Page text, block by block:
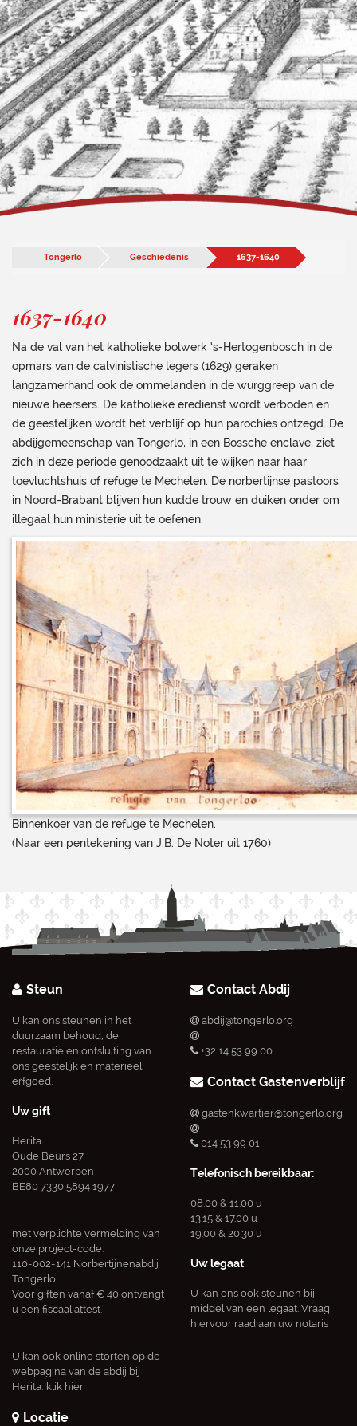
Tongerlo Geschiedenis 1637-1640
1637-1640
Na de val van het katholieke bolwerk ‘s-Hertogenbosch in de
opmars van de calvinistische legers (1629) geraken
langzamerhand ook de ommelanden in de wurggreep van de
nieuwe heersers. De katholieke eredienst wordt verboden en
de geestelijken wordt het verblijf op hun parochies ontzegd. De
abdijgemeenschap van Tongerlo, in een Bossche enclave, ziet
zich in deze periode genoodzaakt uit te wijken naar haar
toevluchtshuis of refuge te Mechelen. De norbertijnse pastoors
in Noord-Brabant blijven hun kudde trouw en duiken onder om
illegaal hun ministerie uit te oefenen.
Binnenkoer van de refuge te Mechelen.
(Naar een pentekening van J.B. De Noter uit 1760)
Steun
U kan ons steunen in het
duurzaam behoud, de
restauratie en ontsluiting van
ons geestelijk en materieel
erfgoed.
Uw gift
Herita
Oude Beurs 27
2000 Antwerpen
BE80 7330 5894 1977
met verplichte vermelding van
onze project-code:
110-002-141 Norbertijnenabdij
Tongerlo
Voor giften vanaf € 40 ontvangt
u een fiscaal attest.
U kan ook online storten op de
webpagina van de abdij bij
Herita: klik hier
Contact Abdij
abdij@tongerlo.org
+32 14 53 99 00
Contact Gastenverblijf
gastenkwartier@tongerlo.org
014 53 99 01
Telefonisch bereikbaar:
08.00 & 11.00 u
13.15 & 17.00 u
19.00 & 20.30 u
Uw legaat
U kan ons ook steunen bij
middel van een legaat. Vraag
hiervoor raad aan uw notaris
Locatie